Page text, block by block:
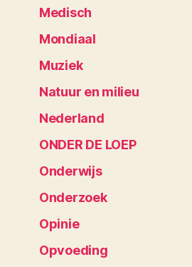
Medisch
Mondiaal
Muziek
Natuur en milieu
Nederland
ONDER DE LOEP
Onderwijs
Onderzoek
Opinie
Opvoeding